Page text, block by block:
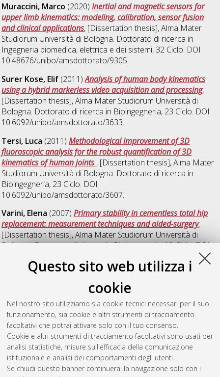
Questo sito web utilizza i
cookie
Nel nostro sito utilizziamo sia cookie tecnici necessari per il suo
funzionamento, sia cookie e altri strumenti di tracciamento
facoltativi che potrai attivare solo con il tuo consenso.
Cookie e altri strumenti di tracciamento facoltativi sono usati per
analisi statistiche, misure sull'efficacia della comunicazione
istituzionale e analisi dei comportamenti degli utenti.
Se chiudi questo banner continuerai la navigazione solo con i
Muraccini, Marco (2020)Inertial and magnetic sensors for
upper limb kinematics: modeling, calibration, sensor fusion
and clinical applications, [Dissertation thesis], Alma Mater
Studiorum Università di Bologna. Dottorato di ricerca in
Ingegneria biomedica, elettrica e dei sistemi, 32 Ciclo. DOI
10.48676/unibo/amsdottorato/9305.
Surer Kose, Elif (2011)Analysis of human body kinematics
using a hybrid markerless video acquisition and processing,
[Dissertation thesis], Alma Mater Studiorum Università di
Bologna. Dottorato di ricerca in Bioingegneria, 23 Ciclo. DOI
10.6092/unibo/amsdottorato/3633.
Tersi, Luca (2011)Methodological improvement of 3D
fluoroscopic analysis for the robust quantification of 3D
kinematics of human joints , [Dissertation thesis], Alma Mater
Studiorum Università di Bologna. Dottorato di ricerca in
Bioingegneria, 23 Ciclo. DOI
10.6092/unibo/amsdottorato/3607.
Varini, Elena (2007)Primary stability in cementless total hip
replacement: measurement techniques and aided-surgery,
[Dissertation thesis], Alma Mater Studiorum Università di
Bologna. Dottorato di ricerca inBioingegneria, 19 Ciclo. DOI
Vergari, Fabio(2011)Sistemi per il monitoraggio concorrente
di parametri biometrici e ambientali finalizzato alla
valutazione di situazioni critiche , [Dissertation thesis], Alma
Mater Studiorum Università di Bologna. Dottorato di ricerca in
Bioingegneria, 23 Ciclo. DOI
10.6092/unibo/amsdottorato/3579.
Questa lista e' stata generata ilFri Aug 7 20:43:46 2026 CEST